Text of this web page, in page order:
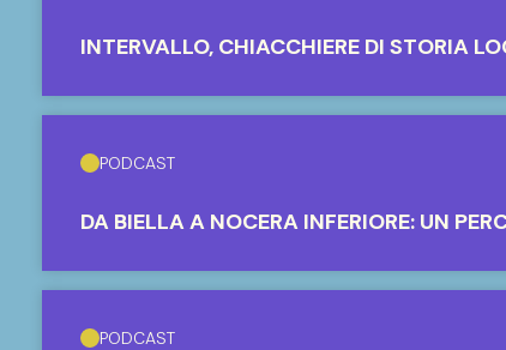
INTERVALLO, CHIACCHIERE DI STORIA
PODCAST
DA BIELLA A NOCERA INFERIORE: UN
PODCAST